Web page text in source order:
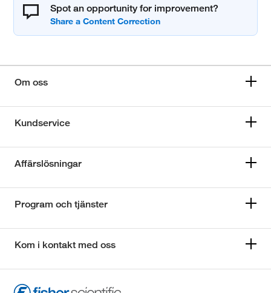
Spot an opportunity for improvement?
Om oss
Kundservice
Affärslösningar
Program och tjänster
Kom i kontakt med oss